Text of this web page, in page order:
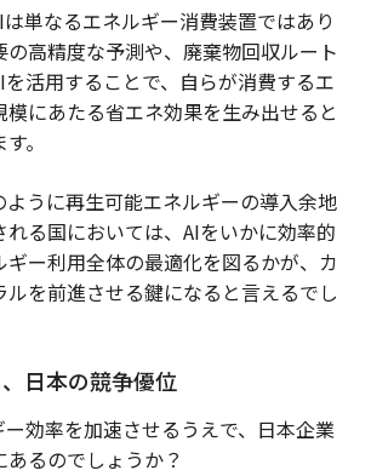
は単なるエネルギー消費装置ではあり
の高精度な予測や、廃棄物回収ルート
活用することで、自らが消費するエ
模にあたる省エネ効果を生み出せると
。
ように再生可能エネルギーの導入余地
る国においては、AIをいかに効率的
ギー利用全体の最適化を図るかが、カ
ルを前進させる鍵になると言えるでし
日本の競争優位
効率を加速させるうえで、日本企業
るのでしょうか？